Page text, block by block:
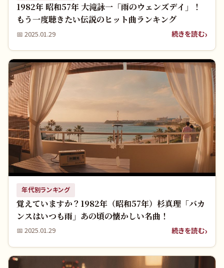
1982年 昭和57年 大滝詠一「雨のウェンズデイ」！
もう一度聴きたい伝説のヒット曲ランキング
📅 2025.01.29 続きを読む
年代別ランキング
覚えていますか？1982年（昭和57年）杉真理「バカ
ンスはいつも雨」あの頃の懐かしい名曲！
📅 2025.01.29 続きを読む